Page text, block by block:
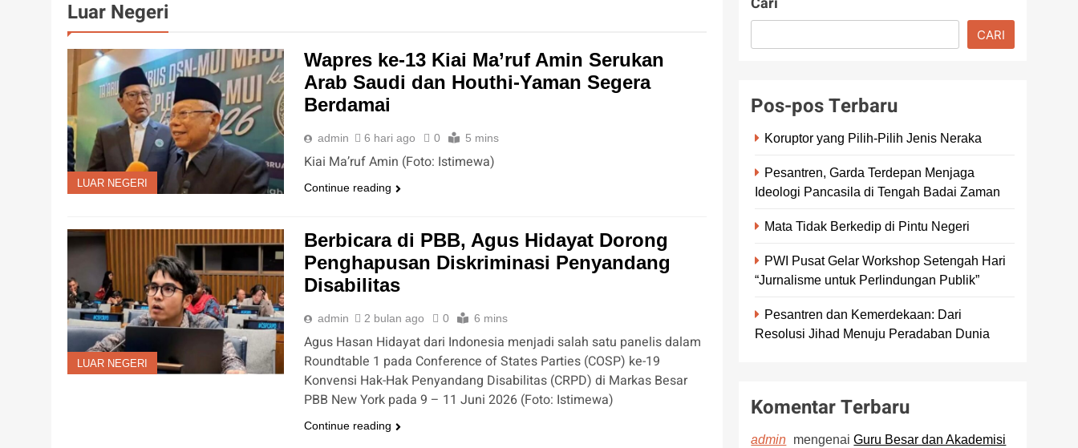
Luar Negeri
LUAR NEGERI
Wapres ke-13 Kiai Ma’ruf Amin Serukan
Arab Saudi dan Houthi-Yaman Segera
Berdamai
admin 6 hari ago 0 5 mins
Kiai Ma’ruf Amin (Foto: Istimewa)
Continue reading
LUAR NEGERI
Berbicara di PBB, Agus Hidayat Dorong
Penghapusan Diskriminasi Penyandang
Disabilitas
admin 2 bulan ago 0 6 mins
Agus Hasan Hidayat dari Indonesia menjadi salah satu panelis dalam
Roundtable 1 pada Conference of States Parties (COSP) ke-19
Konvensi Hak-Hak Penyandang Disabilitas (CRPD) di Markas Besar
PBB New York pada 9 – 11 Juni 2026 (Foto: Istimewa)
Continue reading
CARI
Pos-pos Terbaru
Koruptor yang Pilih-Pilih Jenis Neraka
Pesantren, Garda Terdepan Menjaga
Ideologi Pancasila di Tengah Badai Zaman
Mata Tidak Berkedip di Pintu Negeri
PWI Pusat Gelar Workshop Setengah Hari
“Jurnalisme untuk Perlindungan Publik”
Pesantren dan Kemerdekaan: Dari
Resolusi Jihad Menuju Peradaban Dunia
Komentar Terbaru
admin mengenaiGuru Besar dan Akademisi